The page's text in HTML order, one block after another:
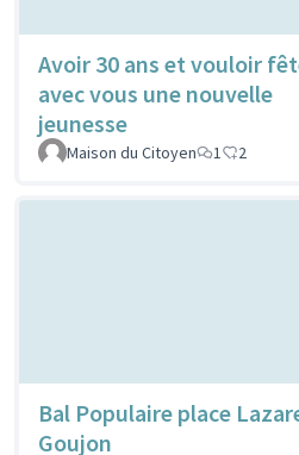
Avoir 30 ans et vouloir
avec vous une nouvelle
jeunesse
Maison du Citoyen 1 2
Bal Populaire place
Goujon